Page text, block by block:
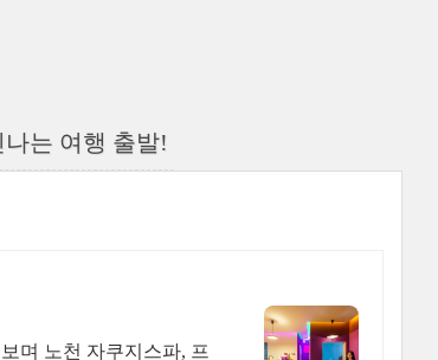
는 여행 출발!
며 노천 자쿠지스파, 프